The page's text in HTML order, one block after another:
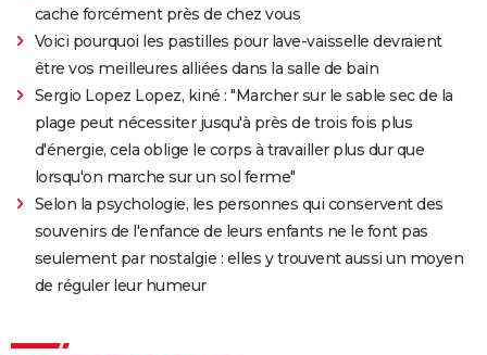
avis... Tout sur le film sur Lara Croft
Shang Chi : synopsis, casting, scènes post-générique,
streaming, critiques, Disney+...
Uncharted : faut-il connaître le jeu avant de voir le
film ?
Venom : synopsis, casting, streaming, avis... Tout sur
le film avec Tom Hardy
Ant-Man 3 : critiques, scène post-générique, bande-
annonce, casting...
Fast and Furious 9 : synopsis, casting, bande-
Top Gun Maverick : Tom Cruise a-t-il vraiment piloté
cache forcément près de chez vous
Voici pourquoi les pastilles pour lave-vaisselle devraient
être vos meilleures alliées dans la salle de bain
Sergio Lopez Lopez, kiné : "Marcher sur le sable sec de la
plage peut nécessiter jusqu'à près de trois fois plus
d'énergie, cela oblige le corps à travailler plus dur que
lorsqu'on marche sur un sol ferme"
Selon la psychologie, les personnes qui conservent des
souvenirs de l'enfance de leurs enfants ne le font pas
seulement par nostalgie : elles y trouvent aussi un moyen
de réguler leur humeur